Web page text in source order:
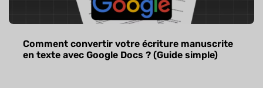
Comment convertir votre écriture manuscrite
en texte avec Google Docs ? (Guide simple)